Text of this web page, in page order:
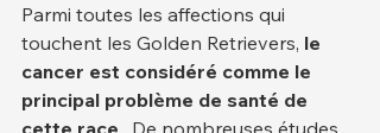
Parmi toutes les affections qui
touchent les Golden Retrievers, le
cancer est considéré comme le
principal problème de santé de
cette race . De nombreuses études